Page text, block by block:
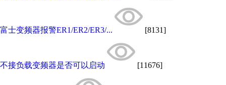
富士变频器报警ER1/ER2/ER3/... [8131]
不接负载变频器是否可以启动 [11676]